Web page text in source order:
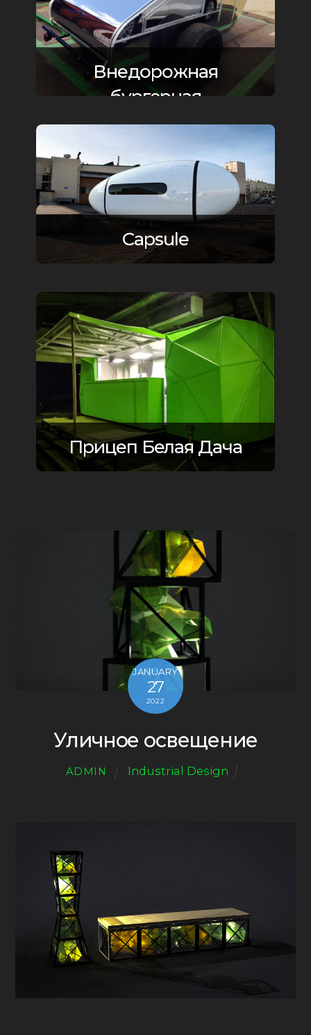
Внедорожная
бургерная
Capsule
Прицеп Белая Дача
JANUARY
27
2022
Уличное освещение
ADMIN Industrial Design